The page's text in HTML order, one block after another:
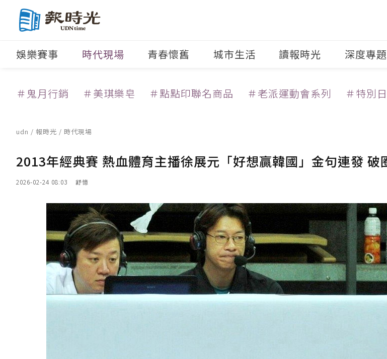
娛樂賽事 時代現場 青春懷舊 城市生活 讀報時光 深度專題
＃鬼月行銷 ＃美琪樂皂 ＃點點印聯名商品 ＃老派運動會系列 ＃特別
udn / 報時光 / 時代現場
2013年經典賽 熱血體育主播徐展元「好想贏韓國」金句連發 破
2026-02-24 08:03 舒憶